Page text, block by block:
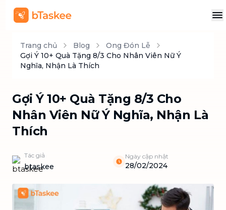
Trang chủ Blog
Ong Đón Lễ
Gợi Ý 10+ Quà Tặng 8/3 Cho Nhân Viên Nữ Ý
Nghĩa, Nhận Là Thích
Gợi Ý 10+ Quà Tặng 8/3 Cho
Nhân Viên Nữ Ý Nghĩa, Nhận Là
Thích
Tác giả
btaskee
Ngày cập nhật
28/02/2024